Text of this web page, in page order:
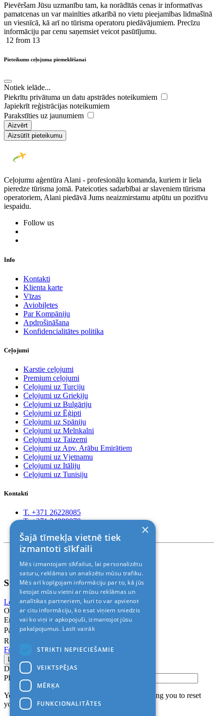
Pievēršam Jūsu uzmanību tam, ka norādītās cenas ir ​informatīvas ​
pamatcenas un var mainīties atkarībā ​no ​vietu pieejamības lidmašīnā
un viesnīcā, kā arī no tūrisma operatoru piedāvājumiem. Precīzu
informāciju par cenu saņemsiet veicot pasūtījumu.
12 from 13
Pieteikums ceļojuma piemeklēšanai
Notiek ielāde...
Piekrītu privātuma un datu apstrādes noteikumiem
Japiekrīt reģistrācijas noteikumiem
Parakstīties uz jaunumiem
Aizvērt
Aizsūtīt pieteikumu
Ceļojumu aģentūra Alani - profesionāļu komanda, kuriem ir liela
pieredze tūrisma jomā. Pateicoties sadarbībai ar slaveniem tūrisma
operatoriem, Alani piedāvā Jums neaizmirstamu atpūtu un pozitīvu
iespaidu.
Follow us
Info
Kontakti
Klienta karte
Vīzas
Aviobiļetes
Par Kompāniju
Apdrošināšana
Konfidencialitātes politika
Ceļojumi
Karstie ceļojumi
Premium ceļojumi
Ceļojumi uz Turciju
Ceļojumi uz Grieķiju
Ceļojumi uz Bulgāriju
Ceļojumi uz Ēģipti
Ceļojumi uz Spāniju
Ceļojumi uz Melnkalni
Ceļojumi uz Taizemi
Ceļojumi uz Apv. Arābu Emirātiem
Ceļojumi uz Vjetnamu
Ceļojumi uz Itāliju
Ceļojumi uz Tunisiju
Kontakti
T. +371 26228085
T. +371 24888878
© 2011-2026> «ALANI SIA»
Sign In
Login with Facebook Login with Google
Or
Email
Password
Remember me
Forgot Password?
Don’t have an account?
Please confirm login email below
You will receive an email containing a link allowing you to reset
your password to a new preferred one.
×
Šajā tīmekļa vietnē tiek
izmantoti sīkfaili
Mēs izmantojam sīkfailus, lai personalizētu
saturu, reklāmas un analizētu mūsu trafiku.
Mēs arī kopīgojam informāciju par to, kā jūs
lietojat mūsu vietni ar mūsu reklāmas un
analītikas partneriem, kuri to var apvienot
ar citu informāciju, ko esat viņiem sniedzis
vai ko viņi ir apkopojuši, izmantojot jūsu
pakalpojumus. Lasīt vairāk
STRIKTI NEPIECIEŠAMIE
VEIKTSPĒJAS
MĒRĶA
FUNKCIONALITĀTES